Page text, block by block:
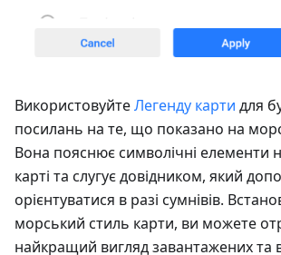
ВикористовуйтеЛегенду карти для
посилань на те, що показано на
Вона пояснює символічні елементи
карті та слугує довідником, який
орієнтуватися в разі сумнівів.
морський стиль карти, ви можете
найкращий вигляд завантажених та